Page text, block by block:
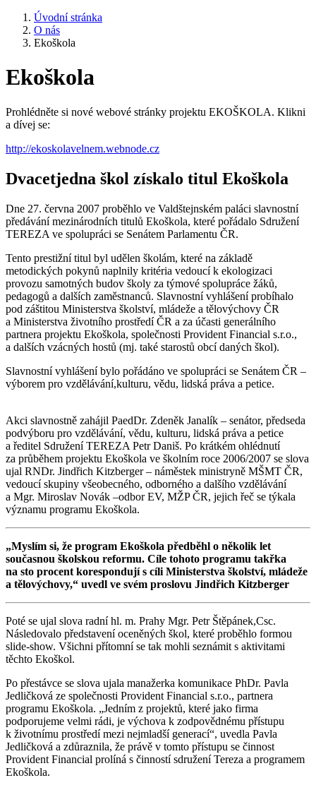
Úvodní stránka
O nás
Ekoškola
Ekoškola
Prohlédněte si nové webové stránky projektu EKOŠKOLA. Klikni
a dívej se:
http://ekoskolavelnem.webnode.cz
Dvacetjedna škol získalo titul Ekoškola
Dne 27. června 2007 proběhlo ve Valdštejnském paláci slavnostní
předávání mezinárodních titulů Ekoškola, které pořádalo Sdružení
TEREZA ve spolupráci se Senátem Parlamentu ČR.
Tento prestižní titul byl udělen školám, které na základě
metodických pokynů naplnily kritéria vedoucí k ekologizaci
provozu samotných budov školy za týmové spolupráce žáků,
pedagogů a dalších zaměstnanců. Slavnostní vyhlášení probíhalo
pod záštitou Ministerstva školství, mládeže a tělovýchovy ČR
a Ministerstva životního prostředí ČR a za účasti generálního
partnera projektu Ekoškola, společnosti Provident Financial s.r.o.,
a dalších vzácných hostů (mj. také starostů obcí daných škol).
Slavnostní vyhlášení bylo pořádáno ve spolupráci se Senátem ČR –
výborem pro vzdělávání,kulturu, vědu, lidská práva a petice.
Akci slavnostně zahájil PaedDr. Zdeněk Janalík – senátor, předseda
podvýboru pro vzdělávání, vědu, kulturu, lidská práva a petice
a ředitel Sdružení TEREZA Petr Daniš. Po krátkém ohlédnutí
za průběhem projektu Ekoškola ve školním roce 2006/2007 se slova
ujal RNDr. Jindřich Kitzberger – náměstek ministryně MŠMT ČR,
vedoucí skupiny všeobecného, odborného a dalšího vzdělávání
a Mgr. Miroslav Novák –odbor EV, MŽP ČR, jejich řeč se týkala
významu programu Ekoškola.
„Myslím si, že program Ekoškola předběhl o několik let
současnou školskou reformu. Cíle tohoto programu takřka
na sto procent korespondují s cíli Ministerstva školství, mládeže
a tělovýchovy,“ uvedl ve svém proslovu Jindřich Kitzberger
Poté se ujal slova radní hl. m. Prahy Mgr. Petr Štěpánek,Csc.
Následovalo představení oceněných škol, které proběhlo formou
slide-show. Všichni přítomní se tak mohli seznámit s aktivitami
těchto Ekoškol.
Po přestávce se slova ujala manažerka komunikace PhDr. Pavla
Jedličková ze společnosti Provident Financial s.r.o., partnera
programu Ekoškola. „Jedním z projektů, které jako firma
podporujeme velmi rádi, je výchova k zodpovědnému přístupu
k životnímu prostředí mezi nejmladší generací“, uvedla Pavla
Jedličková a zdůraznila, že právě v tomto přístupu se činnost
Provident Financial prolíná s činností sdružení Tereza a programem
Ekoškola.